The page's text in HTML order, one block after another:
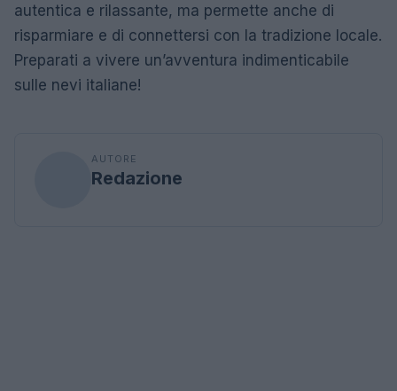
autentica e rilassante, ma permette anche di
risparmiare e di connettersi con la tradizione locale.
Preparati a vivere un’avventura indimenticabile
sulle nevi italiane!
AUTORE
Redazione